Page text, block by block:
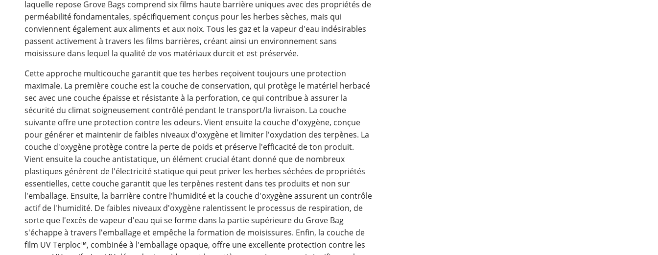
laquelle repose Grove Bags comprend six films haute barrière uniques avec des propriétés de
perméabilité fondamentales, spécifiquement conçus pour les herbes sèches, mais qui
conviennent également aux aliments et aux noix. Tous les gaz et la vapeur d'eau indésirables
passent activement à travers les films barrières, créant ainsi un environnement sans
moisissure dans lequel la qualité de vos matériaux durcit et est préservée.
Cette approche multicouche garantit que tes herbes reçoivent toujours une protection
maximale. La première couche est la couche de conservation, qui protège le matériel herbacé
sec avec une couche épaisse et résistante à la perforation, ce qui contribue à assurer la
sécurité du climat soigneusement contrôlé pendant le transport/la livraison. La couche
suivante offre une protection contre les odeurs. Vient ensuite la couche d'oxygène, conçue
pour générer et maintenir de faibles niveaux d'oxygène et limiter l'oxydation des terpènes. La
couche d'oxygène protège contre la perte de poids et préserve l'efficacité de ton produit.
Vient ensuite la couche antistatique, un élément crucial étant donné que de nombreux
plastiques génèrent de l'électricité statique qui peut priver les herbes séchées de propriétés
essentielles, cette couche garantit que les terpènes restent dans tes produits et non sur
l'emballage. Ensuite, la barrière contre l'humidité et la couche d'oxygène assurent un contrôle
actif de l'humidité. De faibles niveaux d'oxygène ralentissent le processus de respiration, de
sorte que l'excès de vapeur d'eau qui se forme dans la partie supérieure du Grove Bag
s'échappe à travers l'emballage et empêche la formation de moisissures. Enfin, la couche de
film UV Terploc™, combinée à l'emballage opaque, offre une excellente protection contre les